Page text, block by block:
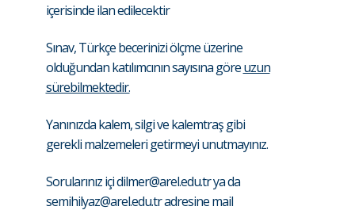
içerisinde ilan edilecektir
Sınav, Türkçe becerinizi ölçme üzerine
olduğundan katılımcının sayısına göreuzun
sürebilmektedir.
Yanınızda kalem, silgi ve kalemtraş gibi
gerekli malzemeleri getirmeyi unutmayınız.
Sorularınız içidilmer@arel.edu.trya da
semihilyaz@arel.edu.tradresine mail